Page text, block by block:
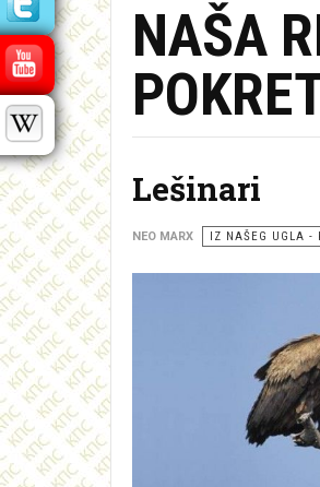
NAŠA
Lešinari
NEO MARX IZ NAŠEG UGLA -